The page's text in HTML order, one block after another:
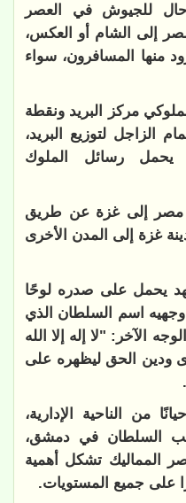
للجيوش في العصر
إلى الشام أو العكس،
منها المسافرون، سواء
مركز البريد ونقطة
الزاجل لتوزيع البريد،
يحمل رسائل الملوك
مصر إلى غزة عن طريق
غزة إلى المدن الأخرى
يحمل على صدره لوحًا
اسم السلطان الذي
الآخر: "لا إله إلا الله
ودين الحق ليظهره على
من الناحية الإدارية،
السلطان في دمشق،
المماليك تشكل أهمية
على جميع المستويات.